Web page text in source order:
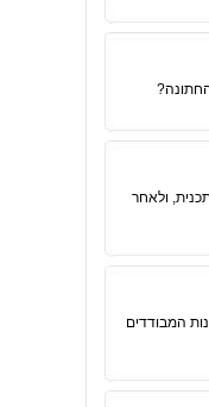
ולאחר
המבודדים